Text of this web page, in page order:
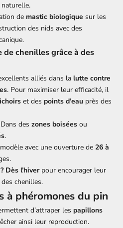
de mastic biologique sur les
des nids avec des
de chenilles grâce à des
alliés dans la lutte contre
. Pour maximiser leur efficacité, il
et des points d’eau près des
des zones boisées ou
.
avec une ouverture de 26 à
Dès l’hiverpour encourager leur
chenilles.
à phéromones du pin
d’attraper les papillons
ainsi leur reproduction.